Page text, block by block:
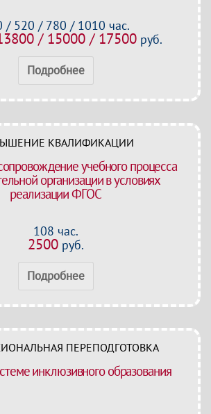
/ 520 / 780 / 1010 час.
/ 15000 / 17500 руб.
Подробнее
КВАЛИФИКАЦИИ
учебного процесса
организации в условиях
реализации ФГОС
108 час.
2500руб.
Подробнее
ПЕРЕПОДГОТОВКА
инклюзивного образования